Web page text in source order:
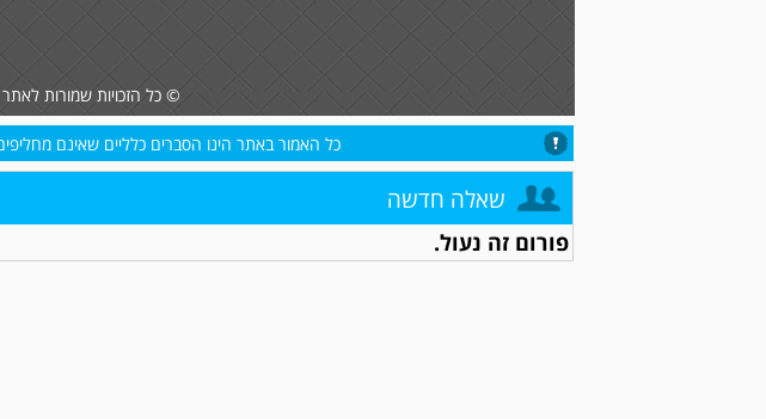
שאלה חדשה
פורום זה נעול.
כל האמור באתר הינו הסברים כלליים שאינם
© כל הזכויות שמורות לאתר שאל